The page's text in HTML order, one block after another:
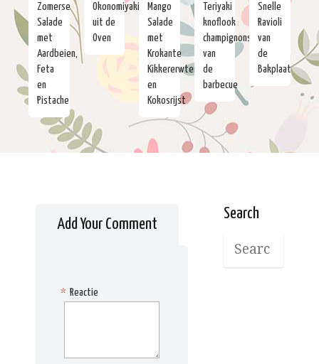
Zomerse
Salade
met
Aardbeien,
Feta
en
Pistache
Okonomiyaki
uit de
Oven
Mango
Salade
met
Krokante
Kikkererwten
en
Kokosrijst
Teriyaki
knoflook
champignons
van
de
barbecue
Snelle
Ravioli
van
de
Bakplaat
Add Your Comment
Reactie
*
Search